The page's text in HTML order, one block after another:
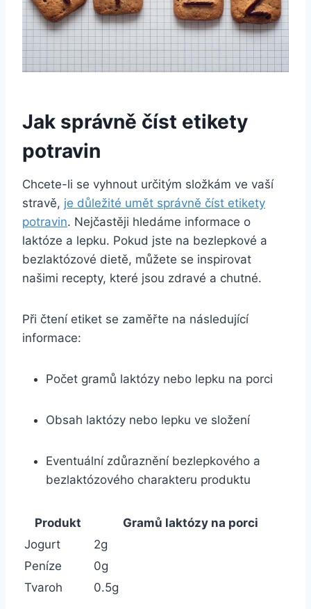
Jak správně číst etikety
potravin
Chcete-li se vyhnout určitým složkám ve vaší
stravě, je důležité umět správně číst etikety
potravin. Nejčastěji hledáme informace o
laktóze a lepku. Pokud jste na bezlepkové a
bezlaktózové dietě, můžete se inspirovat
našimi recepty, které jsou zdravé a chutné.
Při čtení etiket se zaměřte na následující
informace:
Počet gramů laktózy nebo lepku na porci
Obsah laktózy nebo lepku ve složení
Eventuální zdůraznění bezlepkového a
bezlaktózového charakteru produktu
Produkt
Gramů laktózy na porci
Jogurt
2g
Peníze
0g
Tvaroh
0.5g